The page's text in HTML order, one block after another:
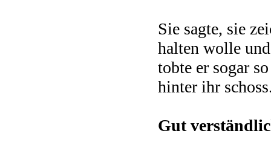
Sie sagte, sie
halten wolle
tobte er sogar
hinter ihr
Gut